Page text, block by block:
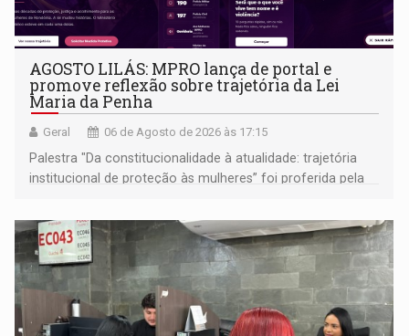
AGOSTO LILÁS: MPRO lança de portal e
promove reflexão sobre trajetória da Lei
Maria da Penha
Geral 06 de Agosto de 2026 às 17:15
Palestra "Da constitucionalidade à atualidade: trajetória
institucional de proteção às mulheres” foi proferida pela
Goiás